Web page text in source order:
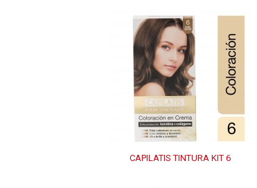
CAPILATIS TINTURA KIT 6